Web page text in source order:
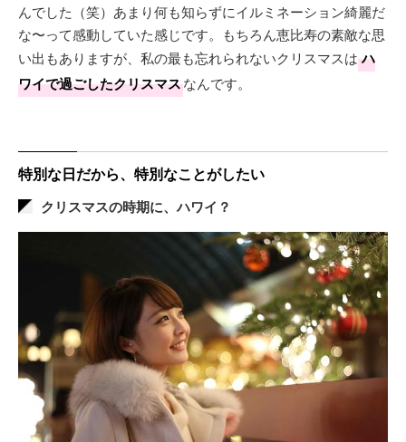
んでした（笑）あまり何も知らずにイルミネーション綺麗だ
な〜って感動していた感じです。もちろん恵比寿の素敵な思
い出もありますが、私の最も忘れられないクリスマスは ハ
ワイで過ごしたクリスマスなんです。
特別な日だから、特別なことがしたい
クリスマスの時期に、ハワイ？